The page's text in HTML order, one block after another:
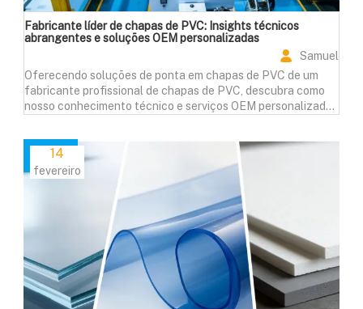
Fabricante líder de chapas de PVC: Insights técnicos
abrangentes e soluções OEM personalizadas
Samuel
Oferecendo soluções de ponta em chapas de PVC de um
fabricante profissional de chapas de PVC, descubra como
nosso conhecimento técnico e serviços OEM personalizados
seu projeto.
14
fevereiro